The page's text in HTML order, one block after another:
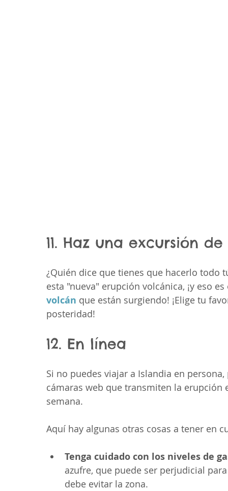
11. Haz una excursión
¿Quién dice que tienes que hacerlo todo
esta "nueva" erupción volcánica, ¡y eso
volcán que están surgiendo! ¡Elige tu
posteridad!
12. En línea
Si no puedes viajar a Islandia en
cámaras web que transmiten la
semana.
Aquí hay algunas otras cosas a tener en
Tenga cuidado con los niveles de
azufre, que puede ser perjudicial
debe evitar la zona.